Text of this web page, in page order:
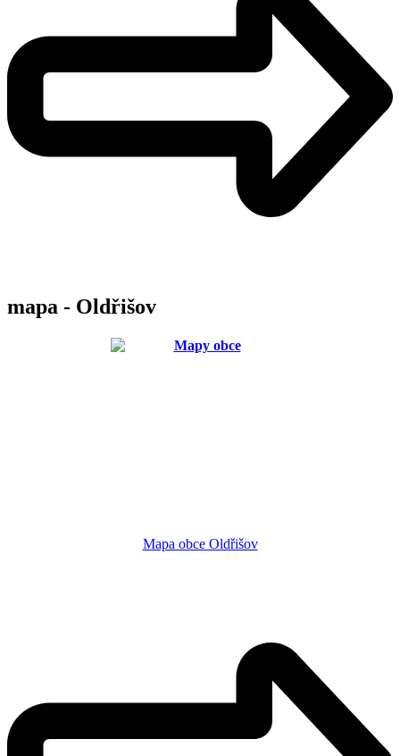
mapa - Oldřišov
Mapa obce Oldřišov